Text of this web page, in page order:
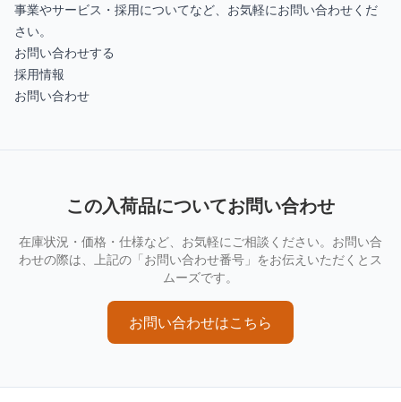
事業やサービス・採用についてなど、お気軽にお問い合わせくだ
さい。
お問い合わせする
採用情報
お問い合わせ
この入荷品についてお問い合わせ
在庫状況・価格・仕様など、お気軽にご相談ください。お問い合
わせの際は、上記の「お問い合わせ番号」をお伝えいただくとス
ムーズです。
お問い合わせはこちら